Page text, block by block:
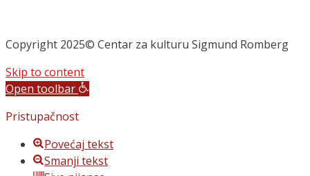
Copyright 2025© Centar za kulturu Sigmund Romberg
Skip to content
Open toolbar
Pristupačnost
Povećaj tekst
Smanji tekst